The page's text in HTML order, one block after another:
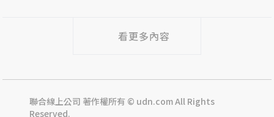
看更多內容
聯合線上公司 著作權所有 © udn.com All Rights
Reserved.